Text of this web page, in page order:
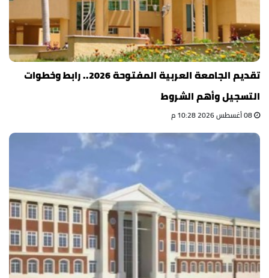
تقديم الجامعة العربية المفتوحة 2026.. رابط وخطوات
التسجيل وأهم الشروط